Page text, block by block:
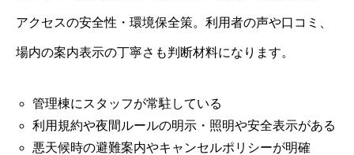
アクセスの安全性・環境保全策。利用者の声や口コミ、
場内の案内表示の丁寧さも判断材料になります。
管理棟にスタッフが常駐している
利用規約や夜間ルールの明示・照明や安全表示がある
悪天候時の避難案内やキャンセルポリシーが明確